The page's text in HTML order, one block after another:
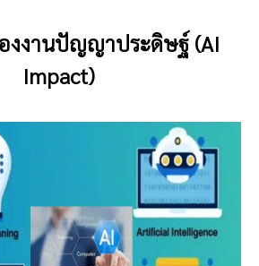
งงานปัญญาประดิษฐ์ (AI
Impact)